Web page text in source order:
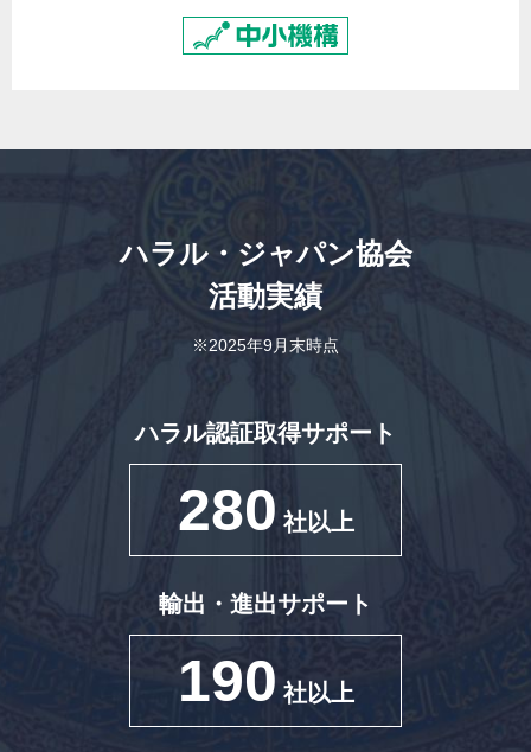
ハラル・ジャパン協会
活動実績
※2025年9月末時点
ハラル認証取得サポート
280 社以上
輸出・進出サポート
190 社以上